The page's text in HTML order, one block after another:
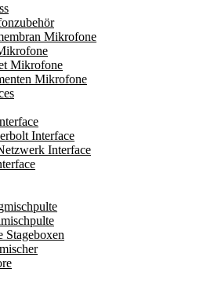
Mikrofone
Mikrofone
Mikrofone
Interface
Interface
Stageboxen